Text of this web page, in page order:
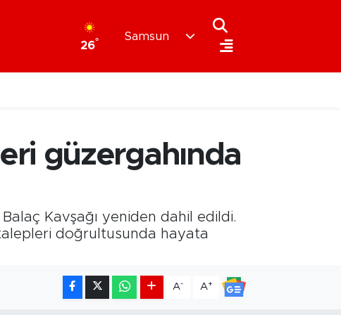
26°
Samsun
güzergahında
Kavşağı yeniden dahil edildi.
doğrultusunda hayata
A- A+